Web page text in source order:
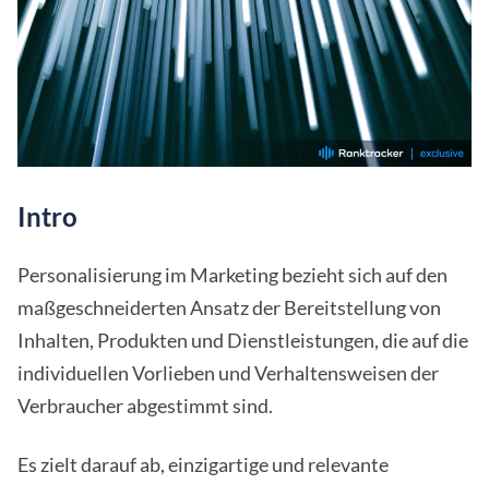
Intro
Personalisierung im Marketing bezieht sich auf den
maßgeschneiderten Ansatz der Bereitstellung von
Inhalten, Produkten und Dienstleistungen, die auf die
individuellen Vorlieben und Verhaltensweisen der
Verbraucher abgestimmt sind.
Es zielt darauf ab, einzigartige und relevante